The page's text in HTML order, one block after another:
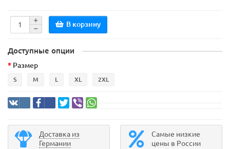
В корзину
Доступные опции
Размер
S M L XL 2XL
Доставка из
Германии
Самые низкие
цены в России